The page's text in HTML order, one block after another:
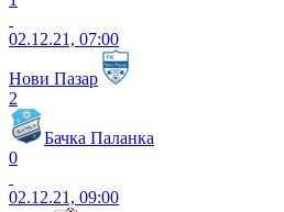
02.12.21, 07:00
Нови Пазар
2
Бачка Паланка
0
02.12.21, 09:00